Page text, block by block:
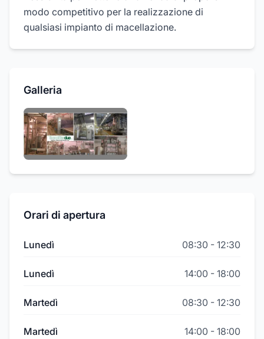
modo competitivo per la realizzazione di
qualsiasi impianto di macellazione.
Galleria
Orari di apertura
Lunedì 08:30 - 12:30
Lunedì 14:00 - 18:00
Martedì 08:30 - 12:30
Martedì 14:00 - 18:00